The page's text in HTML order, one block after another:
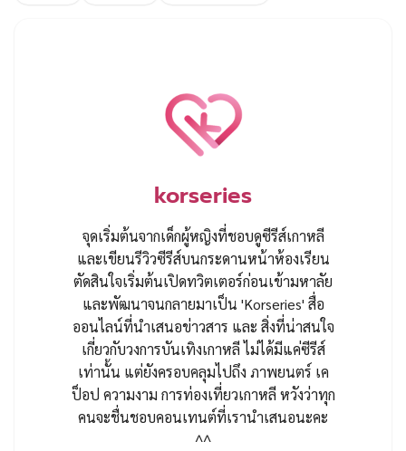
korseries
จุดเริ่มต้นจากเด็กผู้หญิงที่ชอบดูซีรีส์เกาหลี
และเขียนรีวิวซีรีส์บนกระดานหน้าห้องเรียน
ตัดสินใจเริ่มต้นเปิดทวิตเตอร์ก่อนเข้ามหาลัย
และพัฒนาจนกลายมาเป็น 'Korseries' สื่อ
ออนไลน์ที่นำเสนอข่าวสาร และ สิ่งที่น่าสนใจ
เกี่ยวกับวงการบันเทิงเกาหลี ไม่ได้มีแค่ซีรีส์
เท่านั้น แต่ยังครอบคลุมไปถึง ภาพยนตร์ เค
ป็อป ความงาม การท่องเที่ยวเกาหลี หวังว่าทุก
คนจะชื่นชอบคอนเทนต์ที่เรานำเสนอนะคะ
^^